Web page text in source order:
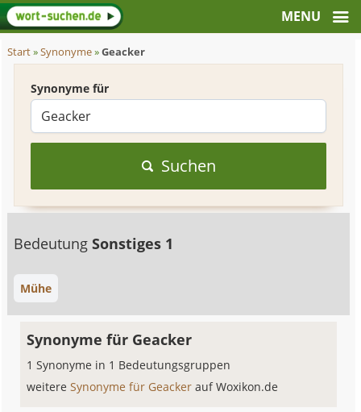
Start»Synonyme»Geacker
Synonyme für
Suchen
BedeutungSonstiges 1
Mühe
Synonyme für Geacker
1 Synonyme in 1 Bedeutungsgruppen
weitereSynonyme für Geackerauf Woxikon.de